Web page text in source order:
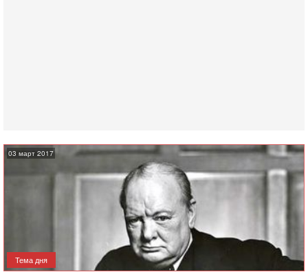
03 март 2017
Тема дня